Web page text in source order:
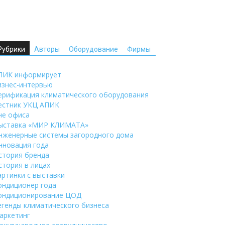
Авторы Оборудование Фирмы
информирует
интервью
климатического оборудования
УКЦ АПИК
офиса
«МИР КЛИМАТА»
системы загородного дома
года
бренда
в лицах
с выставки
года
ЦОД
климатического бизнеса